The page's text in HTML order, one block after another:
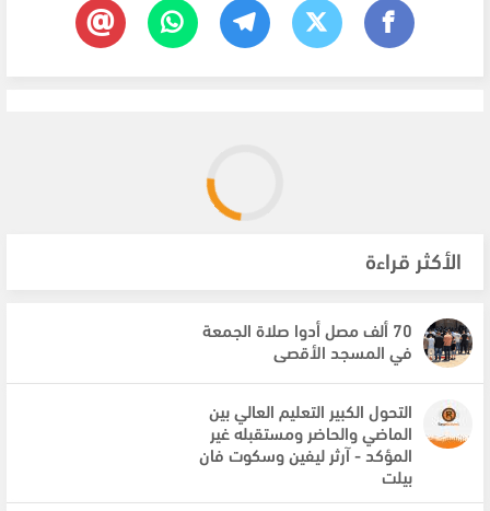
الأكثر قراءة
70 ألف مصل أدوا صلاة الجمعة
في المسجد الأقصى
التحول الكبير التعليم العالي بين
الماضي والحاضر ومستقبله غير
المؤكد - آرثر ليفين وسكوت فان
بيلت